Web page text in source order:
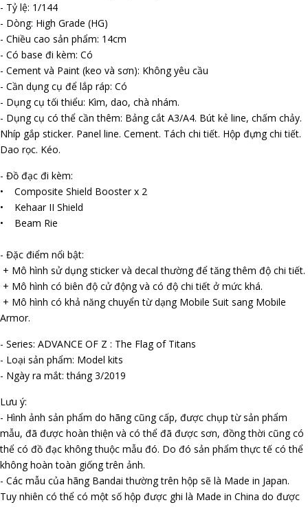
- Tỷ lệ: 1/144
- Dòng: High Grade (HG)
- Chiều cao sản phẩm: 14cm
- Có base đi kèm: Có
- Cement và Paint (keo và sơn): Không yêu cầu
- Cần dụng cụ để lắp ráp: Có
- Dụng cụ tối thiểu: Kìm, dao, chà nhám.
- Dụng cụ có thể cần thêm: Bảng cắt A3/A4. Bút kẻ line, chấm chảy.
Nhíp gắp sticker. Panel line. Cement. Tách chi tiết. Hộp đựng chi tiết.
Dao rọc. Kéo.
- Đồ đạc đi kèm:
• Composite Shield Booster x 2
• Kehaar II Shield
• Beam Rifle
- Đặc điểm nổi bật:
+ Mô hình sử dụng sticker và decal thường để tăng thêm độ chi tiết.
+ Mô hình có biên độ cử động và có độ chi tiết ở mức khá.
+ Mô hình có khả năng chuyển từ dạng Mobile Suit sang Mobile
Armor.
- Series: ADVANCE OF Z : The Flag of Titans
- Loại sản phẩm: Model kits
- Ngày ra mắt: tháng 3/2019
Lưu ý:
- Hình ảnh sản phẩm do hãng cũng cấp, được chụp từ sản phẩm
mẫu, đã được hoàn thiện và có thể đã được sơn, đồng thời cũng có
thể có đồ đạc không thuộc mẫu đó. Do đó sản phẩm thực tế có thể
không hoàn toàn giống trên ảnh.
- Các mẫu của hãng Bandai thường trên hộp sẽ là Made in Japan.
Tuy nhiên có thể có một số hộp được ghi là Made in China do được